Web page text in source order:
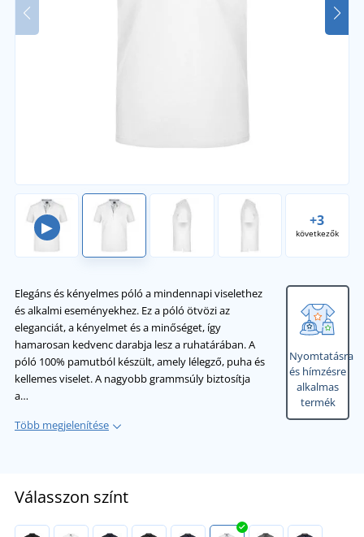
▶ +3
következők
Elegáns és kényelmes póló a mindennapi viselethez
és alkalmi eseményekhez. Ez a póló ötvözi az
eleganciát, a kényelmet és a minőséget, így
hamarosan kedvenc darabja lesz a ruhatárában. A
póló 100% pamutból készült, amely lélegző, puha és
kellemes viselet. A nagyobb grammsúly biztosítja
a…
Több megjelenítése
Nyomtatásra
és hímzésre
alkalmas
termék
Válasszon színt